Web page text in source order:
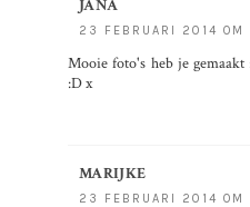
JANA
23 FEBRUARI 2014 OM
Mooie foto's heb je
:D x
MARIJKE
23 FEBRUARI 2014